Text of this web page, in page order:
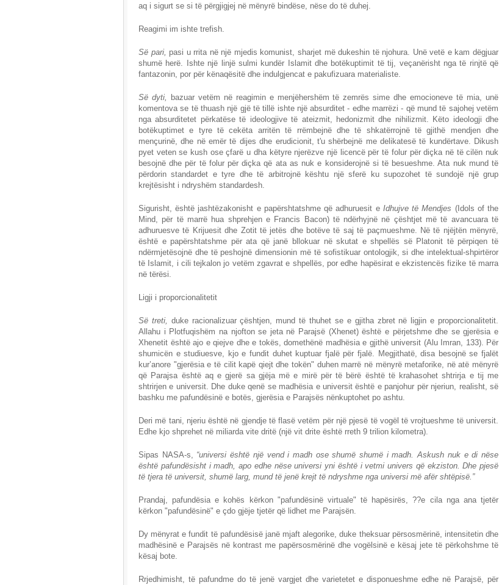
aq i sigurt se si të përgjigjej në mënyrë bindëse, nëse do të duhej.
Reagimi im ishte trefish.
Së pari, pasi u rrita në një mjedis komunist, sharjet më dukeshin të njohura. Unë vetë e kam dëgjuar
shumë herë. Ishte një linjë sulmi kundër Islamit dhe botëkuptimit të tij, veçanërisht nga të rinjtë që
fantazonin, por për kënaqësitë dhe indulgjencat e pakufizuara materialiste.
Së dyti,
bazuar vetëm në reagimin e menjëhershëm të zemrës sime dhe emocioneve të mia, unë
komentova se të thuash një gjë të tillë ishte një absurditet - edhe marrëzi - që mund të sajohej vetëm
nga absurditetet përkatëse të ideologjive të ateizmit, hedonizmit dhe nihilizmit. Këto ideologji dhe
botëkuptimet e tyre të cekëta arritën të rrëmbejnë dhe të shkatërrojnë të gjithë mendjen dhe
mençurinë, dhe në emër të dijes dhe erudicionit, t'u shërbejnë me delikatesë të kundërtave. Dikush
pyet veten se kush ose çfarë u dha këtyre njerëzve një licencë për të folur për diçka në të cilën nuk
besojnë dhe për të folur për diçka që ata as nuk e konsiderojnë si të besueshme. Ata nuk mund të
përdorin standardet e tyre dhe të arbitrojnë kështu një sferë ku supozohet të sundojë një grup
krejtësisht i ndryshëm standardesh.
Sigurisht, është jashtëzakonisht e papërshtatshme që adhuruesit e Idhujve të Mendjes (Idols of the
Mind, për të marrë hua shprehjen e Francis Bacon) të ndërhyjnë në çështjet më të avancuara të
adhuruesve të Krijuesit dhe Zotit të jetës dhe botëve të saj të paçmueshme. Në të njëjtën mënyrë,
është e papërshtatshme për ata që janë bllokuar në skutat e shpellës së Platonit të përpiqen të
ndërmjetësojnë dhe të peshojnë dimensionin më të sofistikuar ontologjik, si dhe intelektual-shpirtëror
të Islamit, i cili tejkalon jo vetëm zgavrat e shpellës, por edhe hapësirat e ekzistencës fizike të marra
në tërësi.
Ligji i proporcionalitetit
Së treti, duke racionalizuar çështjen, mund të thuhet se e gjitha zbret në ligjin e proporcionalitetit.
Allahu i Plotfuqishëm na njofton se jeta në Parajsë (Xhenet) është e përjetshme dhe se gjerësia e
Xhenetit është ajo e qiejve dhe e tokës, domethënë madhësia e gjithë universit (Alu Imran, 133). Për
shumicën e studiuesve, kjo e fundit duhet kuptuar fjalë për fjalë. Megjithatë, disa besojnë se fjalët
kur’anore "gjerësia e të cilit kapë qiejt dhe tokën" duhen marrë në mënyrë metaforike, në atë mënyrë
që Parajsa është aq e gjerë sa gjëja më e mirë për të bërë është të krahasohet shtrirja e tij me
shtrirjen e universit. Dhe duke qenë se madhësia e universit është e panjohur për njeriun, realisht, së
bashku me pafundësinë e botës, gjerësia e Parajsës nënkuptohet po ashtu.
Deri më tani, njeriu është në gjendje të flasë vetëm për një pjesë të vogël të vrojtueshme të universit.
Edhe kjo shprehet në miliarda vite dritë (një vit drite është rreth 9 trilion kilometra).
Sipas NASA-s, “universi është një vend i madh ose shumë shumë i madh. Askush nuk e di nëse
është pafundësisht i madh, apo edhe nëse universi yni është i vetmi univers që ekziston. Dhe pjesë
të tjera të universit, shumë larg, mund të jenë krejt të ndryshme nga universi më afër shtëpisë.”
Prandaj, pafundësia e kohës kërkon "pafundësinë virtuale" të hapësirës, ??e cila nga ana tjetër
kërkon "pafundësinë" e çdo gjëje tjetër që lidhet me Parajsën.
Dy mënyrat e fundit të pafundësisë janë mjaft alegorike, duke theksuar përsosmërinë, intensitetin dhe
madhësinë e Parajsës në kontrast me papërsosmërinë dhe vogëlsinë e kësaj jete të përkohshme të
kësaj bote.
Rrjedhimisht, të pafundme do të jenë vargjet dhe varietetet e disponueshme edhe në Parajsë, për